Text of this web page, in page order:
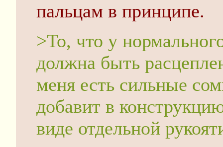
пальцам в принципе.
>То, что у
должна быть
меня есть сильные
добавит в
виде отдельной